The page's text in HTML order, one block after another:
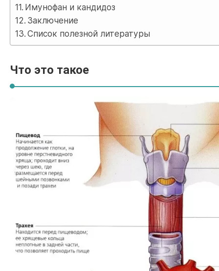
Имунофан и кандидоз
Заключение
Список полезной литературы
Что это такое